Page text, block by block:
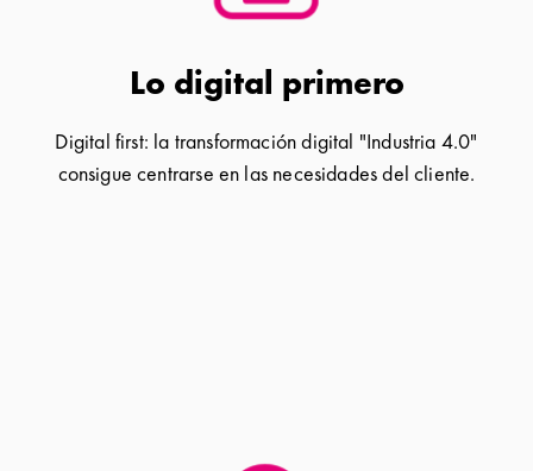
Lo digital primero
Digital first: la transformación digital "Industria 4.0"
consigue centrarse en las necesidades del cliente.